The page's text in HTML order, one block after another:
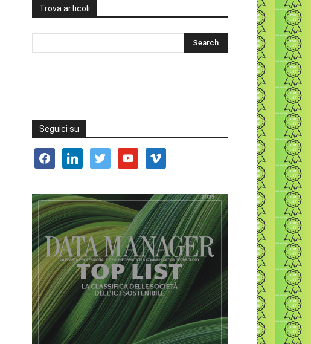
Trova articoli
Seguici su
facebooklinkedin twitter youtube vimeo